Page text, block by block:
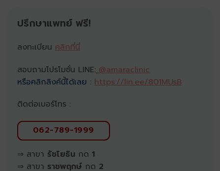
ปรึกษาแพทย์ ฟรี!
ลงทะเบียน คลิกที่นี่
สอบถามโปรโมชั่น LINE: @amaraclinic
หรือคลิกลิงค์นี้ได้เลย : https://lin.ee/801MUsB
ติดต่อเบอร์โทร :
062-789-1999
⇒ สาขา รัชโยธิน กด 1
⇒ สาขา ราชพฤกษ์กด 2